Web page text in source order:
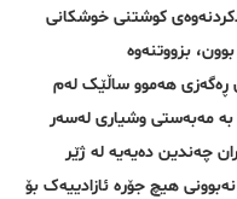
کوشتنی خوشکانی
بزووتنەوە
ڕەگەزی هەموو ساڵێک لەم
بە مەبەستی وشیاری لەسەر
چەندین دەیەیە لە ژێر
هیچ جۆرە ئازادییەک بۆ